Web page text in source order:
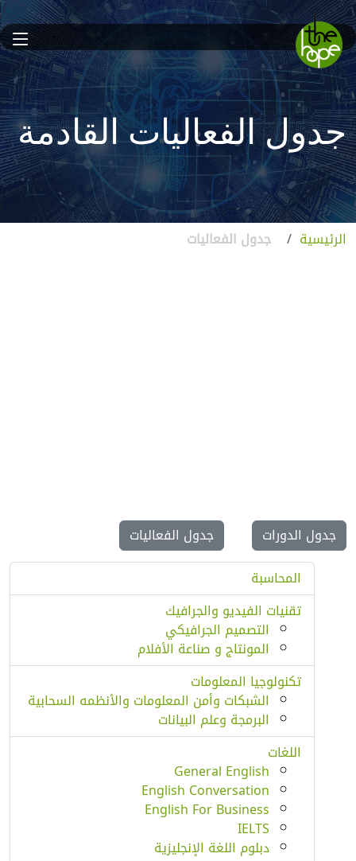
جدول الفعاليات القادمة
الرئيسية / جدول الفعاليات
جدول الدورات
جدول الفعاليات
المحاسبة
تقنيات الفيديو والجرافيك
التصميم الجرافيكي
المونتاج و صناعة الأفلام
تكنولوجيا المعلومات
الشبكات وأمن المعلومات والأنظمه السحابية
البرمجة وعلم البيانات
اللغات
General English
English Conversation
English For Business
IELTS
دبلوم اللغة الإنجليزية